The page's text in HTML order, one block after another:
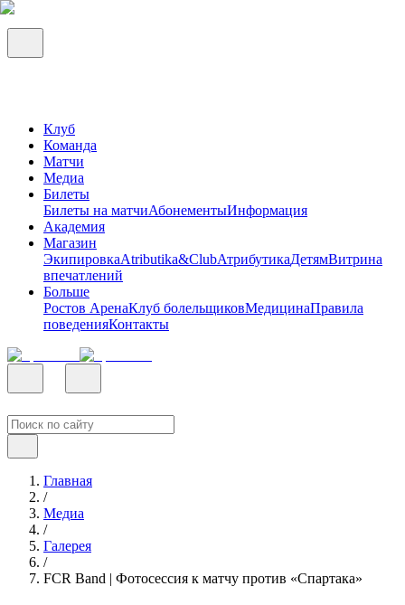
Клуб
Команда
Матчи
Медиа
Билеты
Билеты на матчиАбонементыИнформация
Академия
Магазин
ЭкипировкаAtributika&ClubАтрибутикаДетямВитрина
впечатлений
Больше
Ростов АренаКлуб болельщиковМедицинаПравила
поведенияКонтакты
Главная
/
Медиа
/
Галерея
/
FCR Band | Фотосессия к матчу против «Спартака»